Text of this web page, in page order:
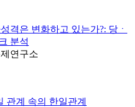
격은 변화하고 있는가?: 당ㆍ
분석
연구소
관계 속의 한일관계